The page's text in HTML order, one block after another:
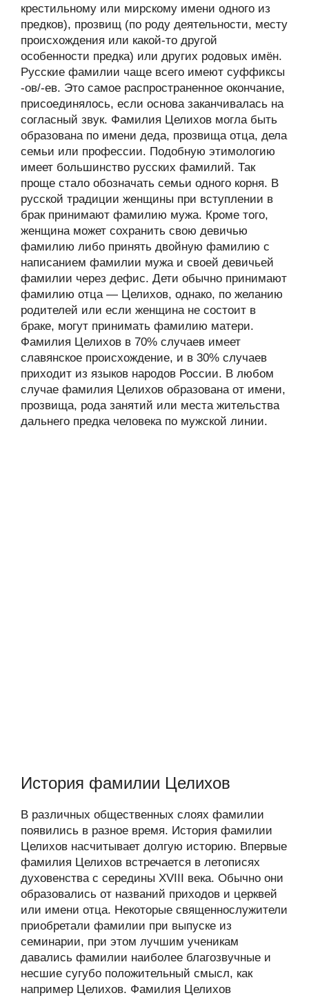
крестильному или мирскому имени одного из
предков), прозвищ (по роду деятельности, месту
происхождения или какой-то другой
особенности предка) или других родовых имён.
Русские фамилии чаще всего имеют суффиксы
-ов/-ев. Это самое распространенное окончание,
присоединялось, если основа заканчивалась на
согласный звук. Фамилия Целихов могла быть
образована по имени деда, прозвища отца, дела
семьи или профессии. Подобную этимологию
имеет большинство русских фамилий. Так
проще стало обозначать семьи одного корня. В
русской традиции женщины при вступлении в
брак принимают фамилию мужа. Кроме того,
женщина может сохранить свою девичью
фамилию либо принять двойную фамилию с
написанием фамилии мужа и своей девичьей
фамилии через дефис. Дети обычно принимают
фамилию отца — Целихов, однако, по желанию
родителей или если женщина не состоит в
браке, могут принимать фамилию матери.
Фамилия Целихов в 70% случаев имеет
славянское происхождение, и в 30% случаев
приходит из языков народов России. В любом
случае фамилия Целихов образована от имени,
прозвища, рода занятий или места жительства
дальнего предка человека по мужской линии.
История фамилии Целихов
В различных общественных слоях фамилии
появились в разное время. История фамилии
Целихов насчитывает долгую историю. Впервые
фамилия Целихов встречается в летописях
духовенства с середины XVIII века. Обычно они
образовались от названий приходов и церквей
или имени отца. Некоторые священнослужители
приобретали фамилии при выпуске из
семинарии, при этом лучшим ученикам
давались фамилии наиболее благозвучные и
несшие сугубо положительный смысл, как
например Целихов. Фамилия Целихов